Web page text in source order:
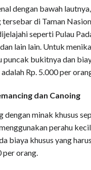
dengan bawah
tersebar di Taman
seperti Pulau
lain lain. Untuk
puncak bukitnya dan
Rp. 5.000 per
dan Canoing
dengan minak khusus
perahu
biaya khusus yang
per orang.